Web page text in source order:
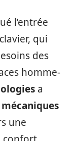
l’entrée
qui
des
homme-
a
mécaniques
une